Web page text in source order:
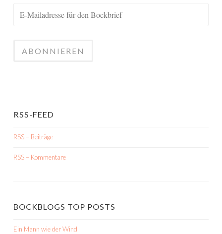
RSS-FEED
RSS – Beiträge
RSS – Kommentare
BOCKBLOGS TOP POSTS
Ein Mann wie der Wind